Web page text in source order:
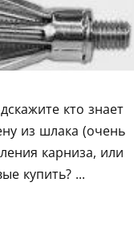
кто знает
из шлака (очень
карниза, или
купить? ...